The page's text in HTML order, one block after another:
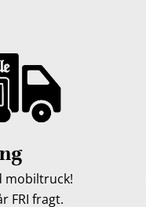
mobiltruck!
FRI fragt.